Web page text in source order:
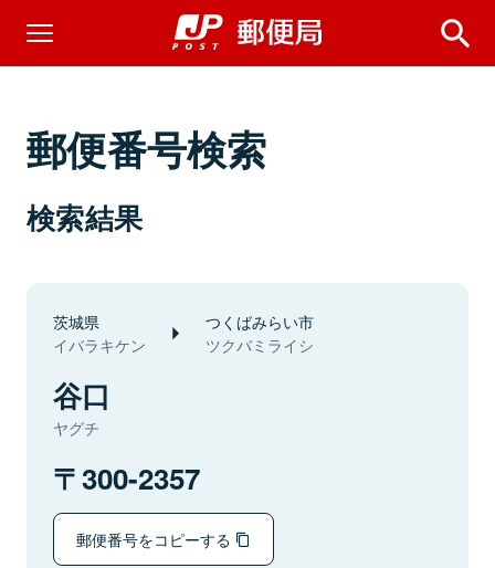
郵便番号検索
検索結果
茨城県
イバラキケン
つくばみらい市
ツクバミライシ
谷口
ヤグチ
300-2357
郵便番号をコピーする